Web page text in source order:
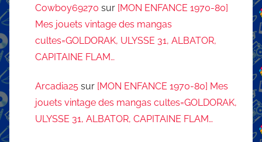
Cowboy69270 sur [MON ENFANCE 1970-80]
Mes jouets vintage des mangas
cultes=GOLDORAK, ULYSSE 31, ALBATOR,
CAPITAINE FLAM…
Arcadia25 sur [MON ENFANCE 1970-80] Mes
jouets vintage des mangas cultes=GOLDORAK,
ULYSSE 31, ALBATOR, CAPITAINE FLAM…